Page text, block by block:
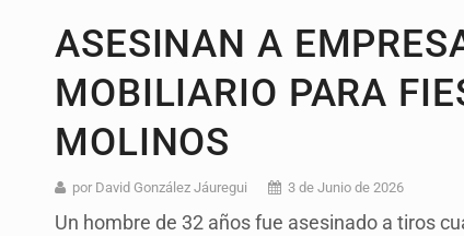
ASESINAN A
MOBILIARIO PARA
MOLINOS
por David González Jáuregui 3 de Junio de 2026
Un hombre de 32 años fue asesinado a tiros